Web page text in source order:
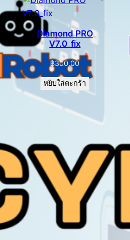
Diamond PRO
V7.0_fix
฿300.00
หยิบใส่ตะกร้า